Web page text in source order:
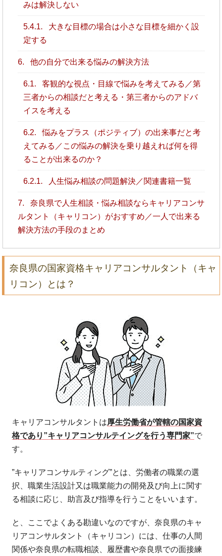
みは解決しない
5.4.1.
大きな目標の場合は小さな目標を細かく設
定する
6. 他の自分で出来る悩みの解決方法
6.1.
客観的な視点・目線で悩みを考えてみる／第
三者からの相談だと考える・第三者からのアドバ
イスを考える
6.2.
悩みをプラス（ポジティブ）の出来事だと考
えてみる／この悩みの解決を乗り越えれば何を得
ることが出来るのか？
6.2.1. 人生悩み相談の問題解決／関連書籍一覧
7.
奈良県で人生相談・悩み相談ならキャリアコンサ
ルタント（キャリコン）がおすすめ／一人で出来る
解決方法の手段のまとめ
奈良県の国家資格キャリアコンサルタント（キャ
リコン）とは？
キャリアコンサルタントは厚生労働省が管轄の国家資
格であり”キャリアコンサルテイングを行う専門家”で
す。
”キャリアコンサルティング”とは、労働者の職業の選
択、職業生活設計又は職業能力の開発及び向上に関す
る相談に応じ、助言及び指導を行うことをいいます。
と、ここでよくある勘違いなのですが、奈良県のキャ
リアコンサルタント（キャリコン）には、仕事の人間
関係や奈良県の転職相談、履歴書や奈良県での面接練